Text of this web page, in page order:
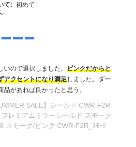
て: 初めて
いので選択しました。 ピンクだからと
アクセントになり満足しました。ダー
品があれば良かったと思う。
SALE】シールド CWR-F2R
レミアムミラーシールド スモーク
スモーク/ピンク CWR-F2R_ｽﾓｰｸ